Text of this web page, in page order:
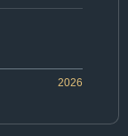
2026